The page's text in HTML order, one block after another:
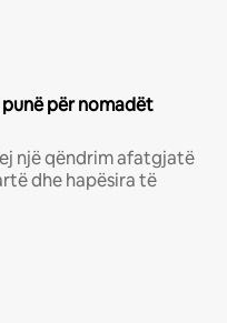
për nomadët
një qëndrim afatgjatë
dhe hapësira të